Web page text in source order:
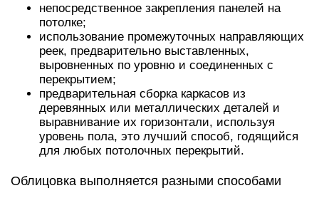
непосредственное закрепления панелей на
потолке;
использование промежуточных направляющих
реек, предварительно выставленных,
выровненных по уровню и соединенных с
перекрытием;
предварительная сборка каркасов из
деревянных или металлических деталей и
выравнивание их горизонтали, используя
уровень пола, это лучший способ, годящийся
для любых потолочных перекрытий.
Облицовка выполняется разными способами